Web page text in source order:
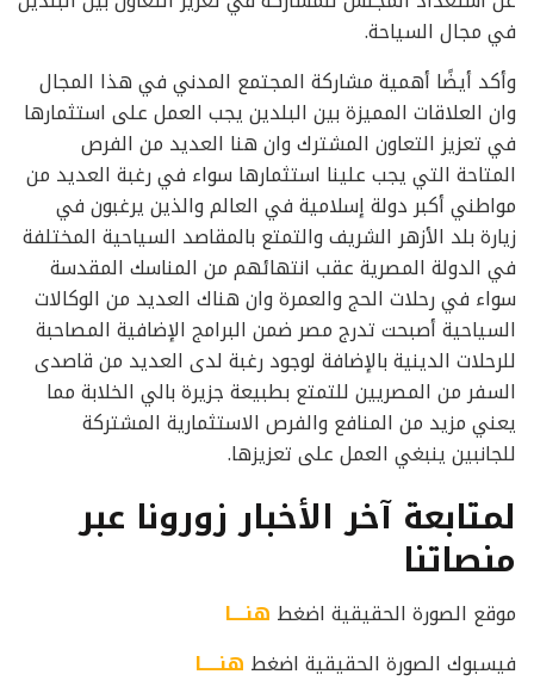
في مجال السياحة.
وأكد أيضًا أهمية مشاركة المجتمع المدني في هذا المجال
وان العلاقات المميزة بين البلدين يجب العمل على استثمارها
في تعزيز التعاون المشترك وان هنا العديد من الفرص
المتاحة التي يجب علينا استثمارها سواء في رغبة العديد من
مواطني أكبر دولة إسلامية في العالم والذين يرغبون في
زيارة بلد الأزهر الشريف والتمتع بالمقاصد السياحية المختلفة
في الدولة المصرية عقب انتهائهم من المناسك المقدسة
سواء في رحلات الحج والعمرة وان هناك العديد من الوكالات
السياحية أصبحت تدرج مصر ضمن البرامج الإضافية المصاحبة
للرحلات الدينية بالإضافة لوجود رغبة لدى العديد من قاصدى
السفر من المصريين للتمتع بطبيعة جزيرة بالي الخلابة مما
يعني مزيد من المنافع والفرص الاستثمارية المشتركة
للجانبين ينبغي العمل على تعزيزها.
لمتابعة آخر الأخبار زورونا عبر
منصاتنا
موقع الصورة الحقيقية اضغط هنــــا
فيسبوك الصورة الحقيقية اضغط هنـــــا